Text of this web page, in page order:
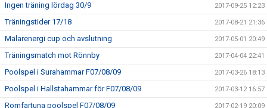
Ingen träning lördag 30/9 2017-09-25 12:23
Träningstider 17/18 2017-08-21 21:36
Mälarenergi cup och avslutning 2017-05-01 20:49
Träningsmatch mot Rönnby 2017-04-04 22:41
Poolspel i Surahammar F07/08/09 2017-03-26 18:13
Poolspel i Hallstahammar för F07/08/09 2017-03-12 16:57
Romfartuna poolspel F07/08/09 2017-02-19 20:09